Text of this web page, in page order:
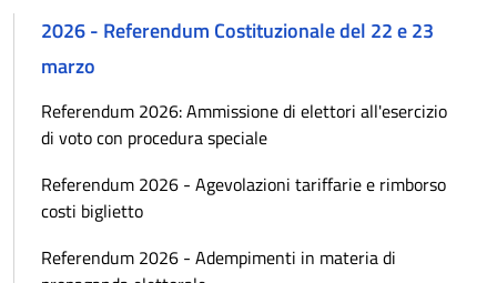
2026 - Referendum Costituzionale del 22 e 23
marzo
Referendum 2026: Ammissione di elettori all'esercizio
di voto con procedura speciale
Referendum 2026 - Agevolazioni tariffarie e rimborso
costi biglietto
Referendum 2026 - Adempimenti in materia di